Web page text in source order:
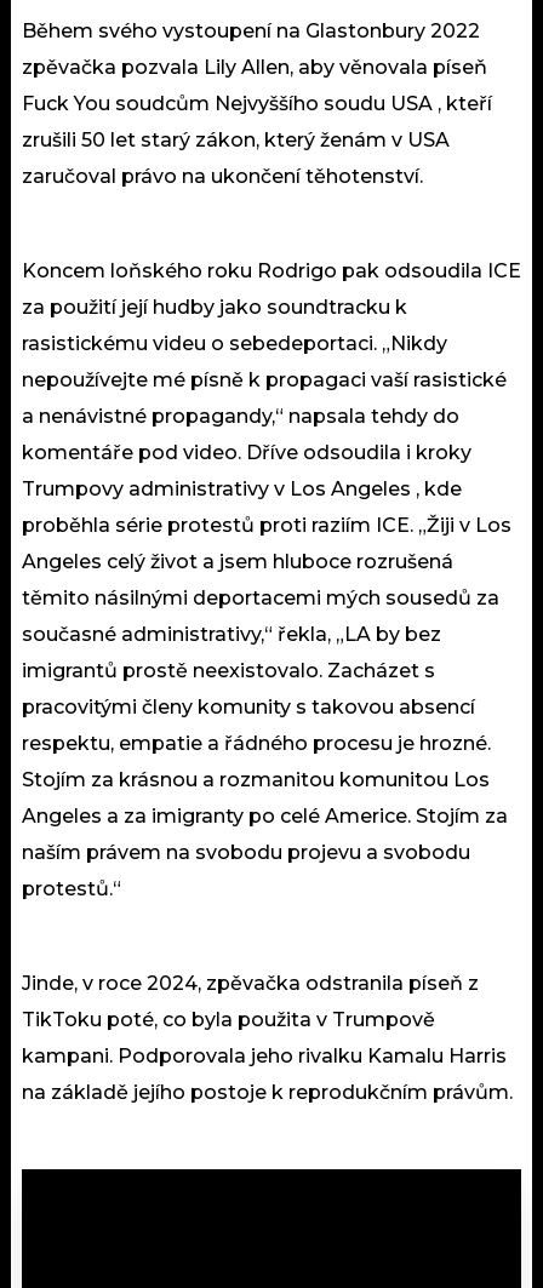
Během svého vystoupení na Glastonbury 2022
zpěvačka pozvala Lily Allen, aby věnovala píseň
Fuck You soudcům Nejvyššího soudu USA , kteří
zrušili 50 let starý zákon, který ženám v USA
zaručoval právo na ukončení těhotenství.
Koncem loňského roku Rodrigo pak odsoudila ICE
za použití její hudby jako soundtracku k
rasistickému videu o sebedeportaci. „Nikdy
nepoužívejte mé písně k propagaci vaší rasistické
a nenávistné propagandy,“ napsala tehdy do
komentáře pod video. Dříve odsoudila i kroky
Trumpovy administrativy v Los Angeles , kde
proběhla série protestů proti raziím ICE. „Žiji v Los
Angeles celý život a jsem hluboce rozrušená
těmito násilnými deportacemi mých sousedů za
současné administrativy,“ řekla, „LA by bez
imigrantů prostě neexistovalo. Zacházet s
pracovitými členy komunity s takovou absencí
respektu, empatie a řádného procesu je hrozné.
Stojím za krásnou a rozmanitou komunitou Los
Angeles a za imigranty po celé Americe. Stojím za
naším právem na svobodu projevu a svobodu
protestů.“
Jinde, v roce 2024, zpěvačka odstranila píseň z
TikToku poté, co byla použita v Trumpově
kampani. Podporovala jeho rivalku Kamalu Harris
na základě jejího postoje k reprodukčním právům.